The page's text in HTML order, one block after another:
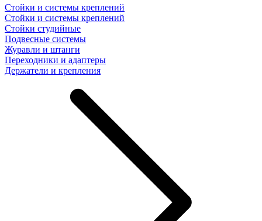
Стойки и системы креплений
Стойки и системы креплений
Стойки студийные
Подвесные системы
Журавли и штанги
Переходники и адаптеры
Держатели и крепления